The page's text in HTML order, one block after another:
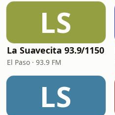
LS
La Suavecita 93.9/1150
El Paso · 93.9 FM
LS